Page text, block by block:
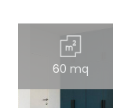
60 mq